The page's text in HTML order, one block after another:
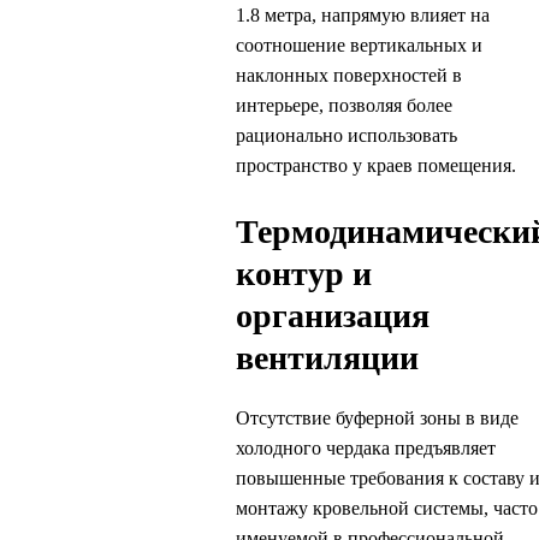
1.8 метра, напрямую влияет на
соотношение вертикальных и
наклонных поверхностей в
интерьере, позволяя более
рационально использовать
пространство у краев помещения.
контур и
организация
вентиляции
Отсутствие буферной зоны в виде
холодного чердака предъявляет
повышенные требования к составу и
монтажу кровельной системы, часто